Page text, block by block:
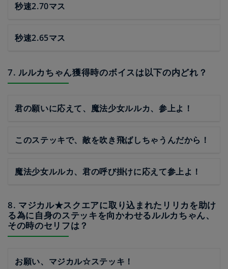
秒速2.70マス
秒速2.65マス
7. ルルカちゃん獲得時のボイスは以下の内どれ？
君の願いに応えて、魔法少女ルルカ、参上よ！
このステッキで、敵を吹き飛ばしちゃうんだから！
魔法少女ルルカ、君の呼び掛けに応えて参上よ！
8. マジカル★スクエアに取り込まれたリリカを助け
る為に自身のステッキを向かわせるルルカちゃん、
その時のセリフは？
お願い、マジカル☆ステッキ！